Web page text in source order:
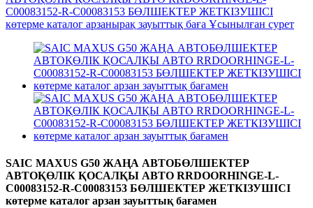
SAIC MAXUS G50 ЖАҢА АВТОБӨЛШЕКТЕР
АВТОҚӨЛІК ҚОСАЛҚЫ АВТО RRDOORHINGE-L-
C00083152-R-C00083153 БӨЛШЕКТЕР ЖЕТКІЗУШІСІ
көтерме каталог арзан зауыттық бағамен